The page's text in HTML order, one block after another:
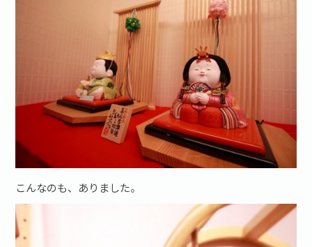
こんなのも、ありました。